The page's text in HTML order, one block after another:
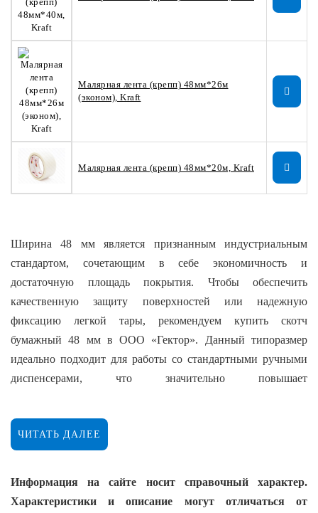
Малярная лента (крепп) 48мм*26м
(эконом), Kraft
Малярная лента (крепп) 48мм*20м, Kraft
Ширина 48 мм является признанным индустриальным
стандартом, сочетающим в себе экономичность и
достаточную площадь покрытия. Чтобы обеспечить
качественную защиту поверхностей или надежную
фиксацию легкой тары, рекомендуем купить скотч
бумажный 48 мм в ООО «Гектор». Данный типоразмер
идеально подходит для работы со стандартными ручными
диспенсерами, что значительно повышает
Функциональные возможности:
защиты плинтусов, багетов и стыков, а также для
временной фиксации защитных листов картона или
ЧИТАТЬ ДАЛЕЕ
Информация на сайте носит справочный характер.
Характеристики и описание могут отличаться от